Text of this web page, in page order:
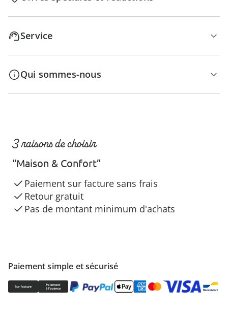
Service
Qui sommes-nous
Paiement simple et sécurisé
3 raisons de choisir
“Maison & Confort”
Paiement sur facture sans frais
Retour gratuit
Pas de montant minimum d'achats